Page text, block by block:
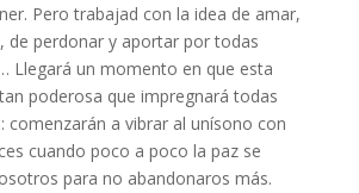
Pero trabajad con la idea de amar,
de perdonar y aportar por todas
Llegará un momento en que esta
poderosa que impregnará todas
comenzarán a vibrar al unísono con
cuando poco a poco la paz se
para no abandonaros más.